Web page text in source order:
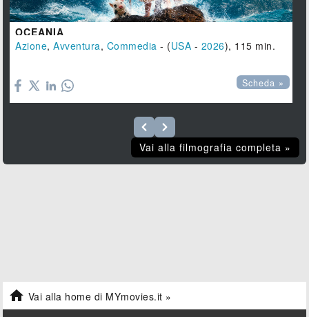
OCEANIA
Azione,Avventura, Commedia - (USA - 2026), 115 min.
Scheda »
Vai alla filmografia completa »
 Vai alla home di MYmovies.it »